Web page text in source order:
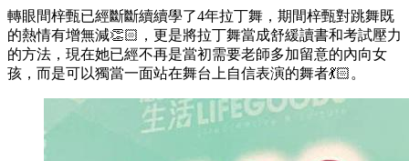
轉眼間梓甄已經斷斷續續學了4年拉丁舞，期間梓甄對跳舞既
的熱情有增無減👏🏻，更是將拉丁舞當成舒緩讀書和考試壓力
的方法，現在她已經不再是當初需要老師多加留意的內向女
孩，而是可以獨當一面站在舞台上自信表演的舞者💃🏻。